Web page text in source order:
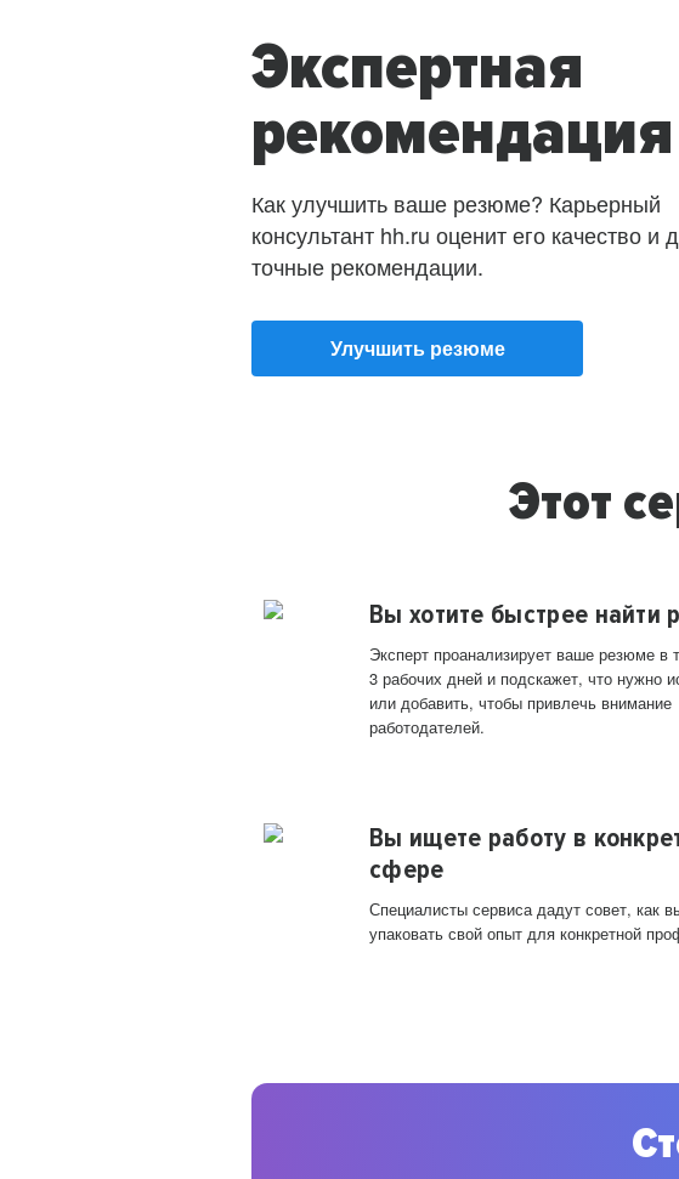
Экспертная
рекомендация
Как улучшить ваше резюме? Карьерный
консультант hh.ru оценит его качество и
точные рекомендации.
Улучшить резюме
Этот
Вы хотите быстрее найти
Эксперт проанализирует ваше резюме в
3 рабочих дней и подскажет, что нужно
или добавить, чтобы привлечь внимание
работодателей.
Вы ищете работу в
сфере
Специалисты сервиса дадут совет, как
упаковать свой опыт для конкретной